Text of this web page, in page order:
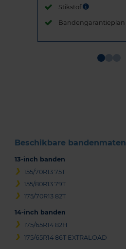
Stikstof
Bandengarantieplan
Beschikbare bandenmaten
13-inch banden
155/70R13 75T
155/80R13 79T
175/70R13 82T
14-inch banden
175/65R14 82H
175/65R14 86T EXTRALOAD